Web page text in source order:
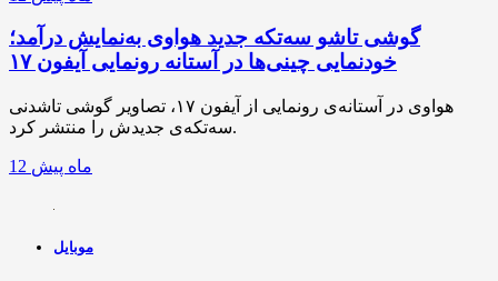
گوشی تاشو سه‌تکه جدید هواوی به‌نمایش درآمد؛
خودنمایی چینی‌ها در آستانه رونمایی آیفون ۱۷
هواوی در آستانه‌ی رونمایی از آیفون ۱۷، تصاویر گوشی تاشدنی
سه‌تکه‌ی جدیدش را منتشر کرد.
12 ماه پیش
موبایل